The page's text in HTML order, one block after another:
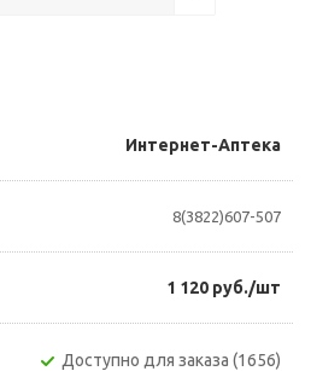
Интернет-Аптека
8(3822)607-507
1 120 руб./шт
Доступно для заказа (1656)